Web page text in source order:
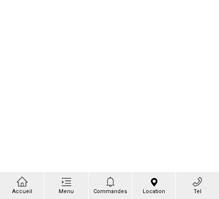
Accueil Menu Commandes Location Tel